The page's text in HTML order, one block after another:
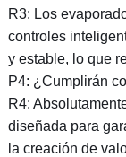
R3: Los
controles
y estable, lo que
P4: ¿Cumplirán
R4:
diseñada para
la creación de